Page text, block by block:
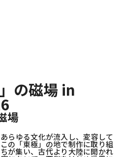
の磁場 in
場
らゆる文化が流入し、変容して
の「東極」の地で制作に取り組
が集い、古代より大陸に開かれ